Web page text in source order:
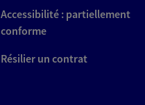
Accessibilité : partiellement
conforme
Résilier un contrat